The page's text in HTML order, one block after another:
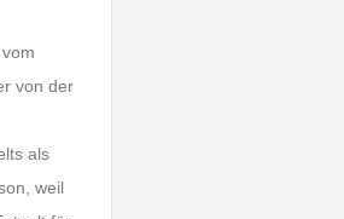
von der
als
weil